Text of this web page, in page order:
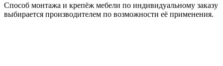
Способ монтажа и крепёж мебели по индивидуальному заказу
выбирается производителем по возможности её применения.